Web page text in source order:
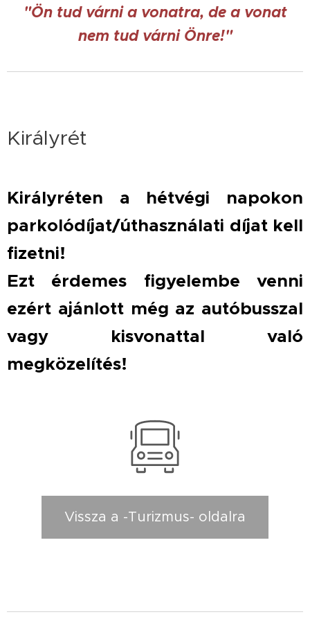
"Ön tud várni a vonatra, de a vonat
nem tud várni Önre!"
Királyrét
Királyréten a hétvégi napokon
parkolódíjat/úthasználati díjat kell
fizetni!
Ezt érdemes figyelembe venni
ezért ajánlott még az autóbusszal
vagy kisvonattal való
megközelítés!
Vissza a -Turizmus- oldalra